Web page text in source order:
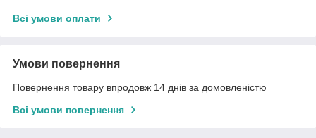
Всі умови оплати
Умови повернення
Повернення товару впродовж 14 днів за домовленістю
Всі умови повернення